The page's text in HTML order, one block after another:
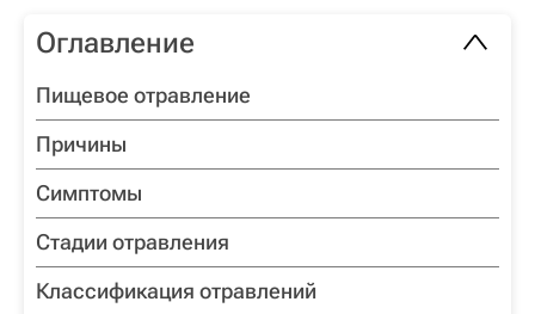
Оглавление
Пищевое отравление
Причины
Симптомы
Стадии отравления
Классификация отравлений